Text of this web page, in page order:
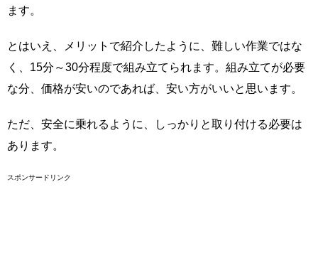
ます。
とはいえ、メリットで紹介したように、難しい作業ではな
く、15分～30分程度で組み立てられます。組み立てが必要
な分、価格が安いのであれば、安い方がいいと思います。
ただ、安全に乗れるように、しっかりと取り付ける必要は
あります。
スポンサードリンク